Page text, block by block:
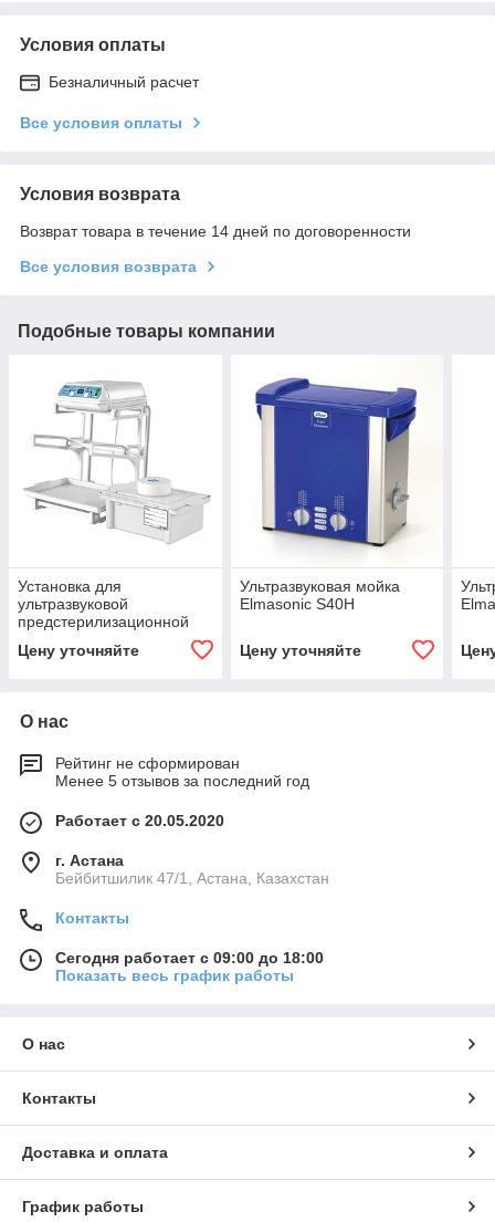
Условия оплаты
Безналичный расчет
Все условия оплаты
Условия возврата
Возврат товара в течение 14 дней по договоренности
Все условия возврата
Подобные товары компании
Установка для
ультразвуковой
предстерилизационной
Цену уточняйте
Ультразвуковая мойка
Elmasonic S40H
Цену уточняйте
О нас
Рейтинг не сформирован
Менее 5 отзывов за последний год
Работает с 20.05.2020
г. Астана
Бейбитшилик 47/1, Астана, Казахстан
Контакты
Сегодня работает с 09:00 до 18:00
Показать весь график работы
О нас
Контакты
Доставка и оплата
График работы